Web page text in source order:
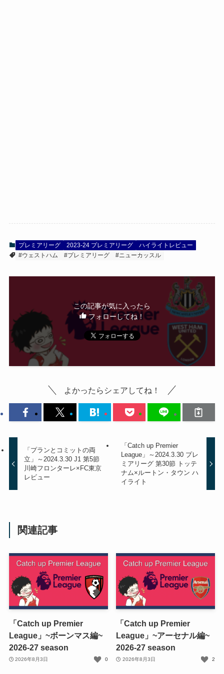
プレミアリーグ 2023-24 プレミアリーグ
ハイライトレビュー
#ウェストハム
#プレミアリーグ #ニューカッスル
この記事が気に入ったら
フォローしてね！
よかったらシェアしてね！
「プランとコミットの両
立」～2024.3.30 J1 第5節
川崎フロンターレ×FC東京
レビュー
「Catch up Premier
League」～2024.3.30 プレ
ミアリーグ 第30節 トッテ
ナム×ルートン・タウン ハ
イライト
関連記事
「Catch up Premier
League」~ボーンマス編~
2026-27 season
2026年8月3日 0
「Catch up Premier
League」~アーセナル編~
2026-27 season
2026年8月3日 2